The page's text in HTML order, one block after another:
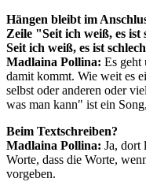
Hängen bleibt im
Zeile "Seit ich weiß, es
Seit ich weiß, es ist
Madlaina Pollina: Es geht
damit kommt. Wie weit es
selbst oder anderen oder
was man kann" ist ein
Beim Textschreiben?
Madlaina Pollina: Ja, dort
Worte, dass die Worte,
vorgeben.